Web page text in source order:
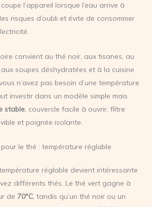
l’appareil lorsque l’eau arrive à
risques d’oubli et évite de consommer
convient au thé noir, aux tisanes, au
soupes déshydratées et à la cuisine
n’avez pas besoin d’une température
investir dans un modèle simple mais
stable, couvercle facile à ouvrir, filtre
et poignée isolante.
le thé : température réglable
réglable devient intéressante
différents thés. Le thé vert gagne à
de 70°C, tandis qu’un thé noir ou un